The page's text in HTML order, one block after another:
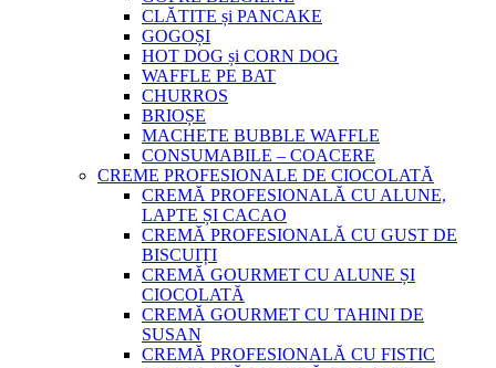
CLĂTITE și PANCAKE
GOGOȘI
HOT DOG și CORN DOG
WAFFLE PE BAT
CHURROS
BRIOȘE
MACHETE BUBBLE WAFFLE
CONSUMABILE – COACERE
CREME PROFESIONALE DE CIOCOLATĂ
CREMĂ PROFESIONALĂ CU ALUNE,
LAPTE ȘI CACAO
CREMĂ PROFESIONALĂ CU GUST DE
BISCUIȚI
CREMĂ GOURMET CU ALUNE ȘI
CIOCOLATĂ
CREMĂ GOURMET CU TAHINI DE
SUSAN
CREMĂ PROFESIONALĂ CU FISTIC